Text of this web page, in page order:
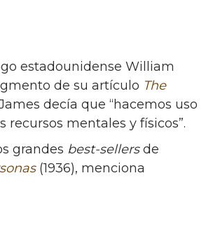
estadounidense William
de su artículo The
decía que “hacemos uso
mentales y físicos”.
grandes best-sellersde
(1936), menciona